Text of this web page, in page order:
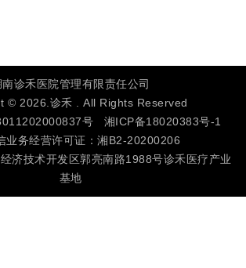
南诊禾医院管理有限责任公司
© 2026.诊禾 . All Rights Reserved
号
湘ICP备18020383号-1
业务经营许可证：湘B2-20200206
济技术开发区郭亮南路1988号诊禾医疗产业
基地